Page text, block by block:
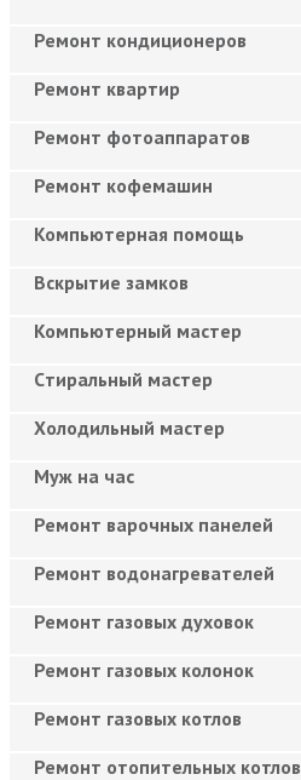
Ремонт кондиционеров
Ремонт квартир
Ремонт фотоаппаратов
Ремонт кофемашин
Компьютерная помощь
Вскрытие замков
Компьютерный мастер
Cтиральный мастер
Холодильный мастер
Муж на час
Ремонт варочных панелей
Ремонт водонагревателей
Ремонт газовых духовок
Ремонт газовых колонок
Ремонт газовых котлов
Ремонт отопительных котлов